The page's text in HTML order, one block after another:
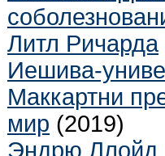
Литл Ричарда
Иешива-
Маккартни
мир (2019)
Эндрю Ллойд